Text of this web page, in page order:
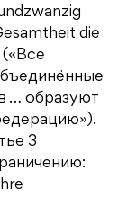
die
(«Все
… образуют
3